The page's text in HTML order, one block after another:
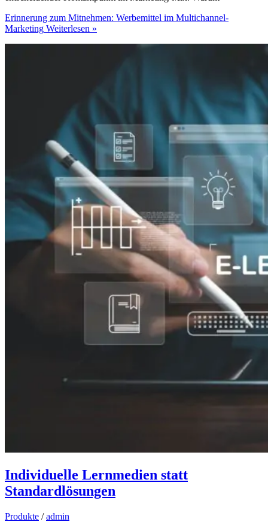
Erinnerung zum Mitnehmen: Werbemittel im Multichannel-
Marketing Weiterlesen »
Individuelle Lernmedien statt
Standardlösungen
Produkte /admin